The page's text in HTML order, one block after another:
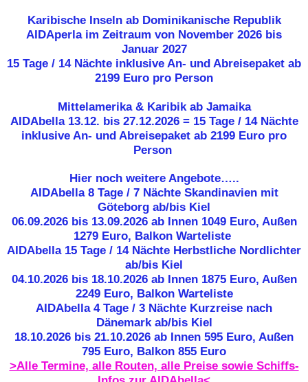
Karibische Inseln ab Dominikanische Republik
AIDAperla im Zeitraum von November 2026 bis
Januar 2027
15 Tage / 14 Nächte inklusive An- und Abreisepaket ab
2199 Euro pro Person
Mittelamerika & Karibik ab Jamaika
AIDAbella 13.12. bis 27.12.2026 = 15 Tage / 14 Nächte
inklusive An- und Abreisepaket ab 2199 Euro pro
Person
Hier noch weitere Angebote…..
AIDAbella 8 Tage / 7 Nächte Skandinavien mit
Göteborg ab/bis Kiel
06.09.2026 bis 13.09.2026 ab Innen 1049 Euro, Außen
1279 Euro, Balkon Warteliste
AIDAbella 15 Tage / 14 Nächte Herbstliche Nordlichter
ab/bis Kiel
04.10.2026 bis 18.10.2026 ab Innen 1875 Euro, Außen
2249 Euro, Balkon Warteliste
AIDAbella 4 Tage / 3 Nächte Kurzreise nach
Dänemark ab/bis Kiel
18.10.2026 bis 21.10.2026 ab Innen 595 Euro, Außen
795 Euro, Balkon 855 Euro
>Alle Termine, alle Routen, alle Preise sowie Schiffs-